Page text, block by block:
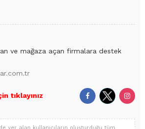
ve mağaza açan firmalara destek
tıklayınız